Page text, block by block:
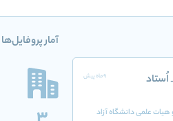
اُستاد
9 ماه پیش
علمی دانشگاه آزاد
آمار پروفایل‌ها